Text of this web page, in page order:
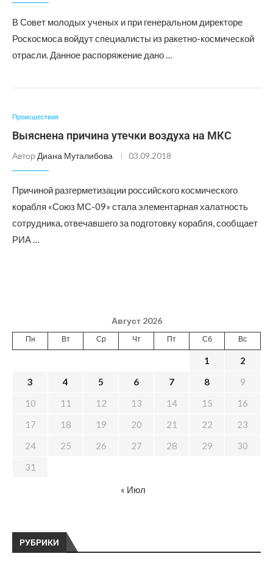
В Совет молодых ученых и при генеральном директоре
Роскосмоса войдут специалисты из ракетно-космической
отрасли. Данное распоряжение дано …
Происшествия
Выяснена причина утечки воздуха на МКС
Автор Диана Муталибова 03.09.2018
Причиной разгерметизации российского космического
корабля «Союз МС-09» стала элементарная халатность
сотрудника, отвечавшего за подготовку корабля, сообщает
РИА …
РУБРИКИ
Август 2026
Пн Вт Ср Чт Пт Сб Вс
1
2
3
4 5 6 7 8
9
10
11 12 13 14 15
16
17
18 19 20 21 22
23
24
25 26 27 28 29
30
31
« Июл